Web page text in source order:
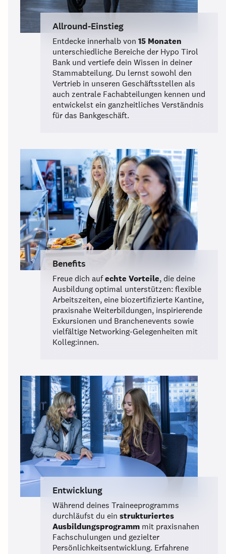
Allround-Einstieg
Entdecke innerhalb von 15 Monaten
unterschiedliche Bereiche der Hypo Tirol
Bank und vertiefe dein Wissen in deiner
Stammabteilung. Du lernst sowohl den
Vertrieb in unseren Geschäftsstellen als
auch zentrale Fachabteilungen kennen und
entwickelst ein ganzheitliches Verständnis
für das Bankgeschäft.
Benefits
Freue dich aufechte Vorteile, die deine
Ausbildung optimal unterstützen: flexible
Arbeitszeiten, eine biozertifizierte Kantine,
praxisnahe Weiterbildungen, inspirierende
Exkursionen und Branchenevents sowie
vielfältige Networking-Gelegenheiten mit
Kolleg:innen.
Entwicklung
Während deines Traineeprogramms
durchläufst du ein strukturiertes
Ausbildungsprogramm mit praxisnahen
Fachschulungen und gezielter
Persönlichkeitsentwicklung. Erfahrene